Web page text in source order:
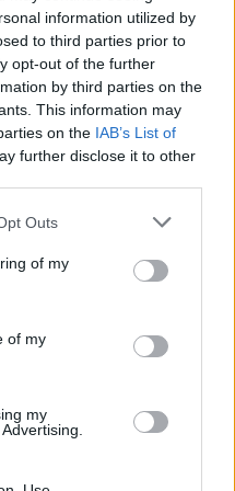
information utilized by
to third parties prior to
opt-out of the further
by third parties on the
This information may
on the IAB’s List of
further disclose it to other
Outs
of my
of my
my
Vul alle
puzzel in:
Zoeken
puzzel:
op niveau nummer, maar
op letters te gebruiken.